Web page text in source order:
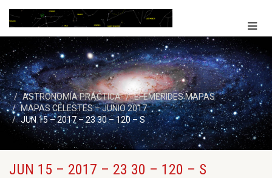
ASTRONOMÍA PRÁCTICA
EFEMERIDES MAPAS
MAPAS CELESTES – JUNIO 2017
JUN 15 – 2017 – 23 30 – 120 – S
JUN 15 – 2017 – 23 30 – 120 – S